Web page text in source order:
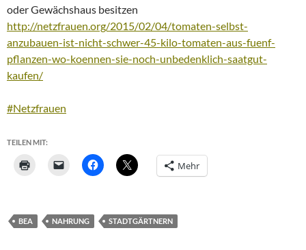
oder Gewächshaus besitzen
http://netzfrauen.org/2015/02/04/tomaten-selbst-
anzubauen-ist-nicht-schwer-45-kilo-tomaten-aus-fuenf-
pflanzen-wo-koennen-sie-noch-unbedenklich-saatgut-
kaufen/
#Netzfrauen
TEILEN MIT:
Mehr
BEA NAHRUNG STADTGÄRTNERN